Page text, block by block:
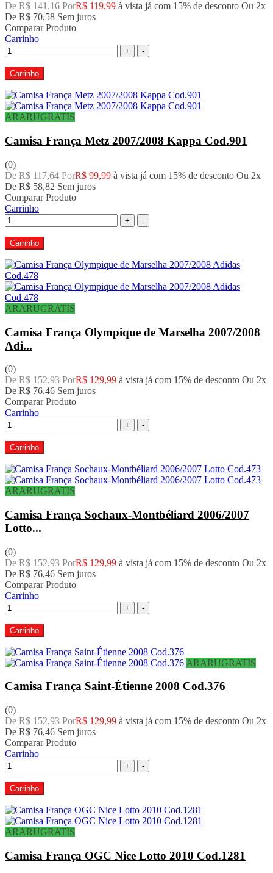
De R$ 141,16 PorR$ 119,99 à vista já com 15% de desconto Ou 2x
De R$ 70,58 Sem juros
Comparar Produto
Carrinho
+ -
Carrinho
ARARUGRATIS
Camisa França Metz 2007/2008 Kappa Cod.901
(0)
De R$ 117,64 PorR$ 99,99 à vista já com 15% de desconto Ou 2x
De R$ 58,82 Sem juros
Comparar Produto
Carrinho
+ -
Carrinho
ARARUGRATIS
Camisa França Olympique de Marselha 2007/2008
Adi...
(0)
De R$ 152,93 PorR$ 129,99 à vista já com 15% de desconto Ou 2x
De R$ 76,46 Sem juros
Comparar Produto
Carrinho
+ -
Carrinho
ARARUGRATIS
Camisa França Sochaux-Montbéliard 2006/2007
Lotto...
(0)
De R$ 152,93 PorR$ 129,99 à vista já com 15% de desconto Ou 2x
De R$ 76,46 Sem juros
Comparar Produto
Carrinho
+ -
Carrinho
ARARUGRATIS
Camisa França Saint-Étienne 2008 Cod.376
(0)
De R$ 152,93 PorR$ 129,99 à vista já com 15% de desconto Ou 2x
De R$ 76,46 Sem juros
Comparar Produto
Carrinho
+ -
Carrinho
ARARUGRATIS
Camisa França OGC Nice Lotto 2010 Cod.1281